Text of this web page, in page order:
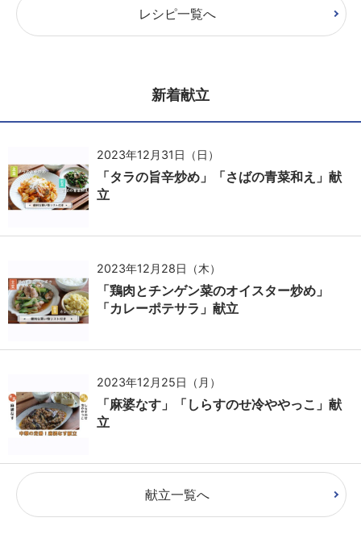
レシピ一覧へ
新着献立
2023年12月31日（日）
「タラの旨辛炒め」「さばの青菜和え」献
立
2023年12月28日（木）
「鶏肉とチンゲン菜のオイスター炒め」
「カレーポテサラ」献立
2023年12月25日（月）
「麻婆なす」「しらすのせ冷ややっこ」献
立
献立一覧へ